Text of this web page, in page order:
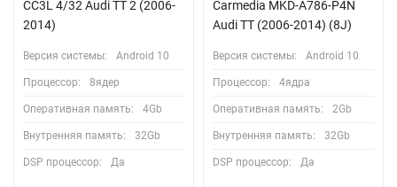
CC3L 4/32 Audi TT 2 (2006-
2014)
Версия системы: Android 10
Процессор: 8ядер
Оперативная память: 4Gb
Внутренняя память: 32Gb
DSP процессор: Да
Сarmedia MKD-A786-P4N
Audi TT (2006-2014) (8J)
Версия системы: Android 10
Процессор: 4ядра
Оперативная память: 2Gb
Внутренняя память: 32Gb
DSP процессор: Да